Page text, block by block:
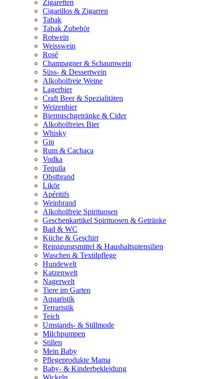
Zigaretten
Cigarillos & Zigarren
Tabak
Tabak Zubehör
Rotwein
Weisswein
Rosé
Champagner & Schaumwein
Süss- & Dessertwein
Alkoholfreie Weine
Lagerbier
Craft Beer & Spezialitäten
Weizenbier
Biermischgetränke & Cider
Alkoholfreies Bier
Whisky
Gin
Rum & Cachaça
Vodka
Tequila
Obstbrand
Likör
Apéritifs
Weinbrand
Alkoholfreie Spirituosen
Geschenkartikel Spirituosen & Getränke
Bad & WC
Küche & Geschirr
Reinigungsmittel & Haushaltsutensilien
Waschen & Textilpflege
Hundewelt
Katzenwelt
Nagerwelt
Tiere im Garten
Aquaristik
Terraristik
Teich
Umstands- & Stillmode
Milchpumpen
Stillen
Mein Baby
Pflegeprodukte Mama
Baby- & Kinderbekleidung
Wickeln